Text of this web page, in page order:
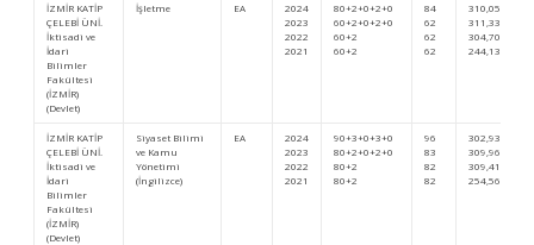
İZMİR KATİP
ÇELEBİ ÜNİ.
İktisadi ve
İdari
Bilimler
Fakültesi
(İZMİR)
(Devlet)
İşletme EA
2024
2023
2022
2021
80+2+0+2+0
60+2+0+2+0
60+2
60+2
84
62
62
62
310,05617
311,33103
304,70693
244,13198
İZMİR KATİP
ÇELEBİ ÜNİ.
İktisadi ve
İdari
Bilimler
Fakültesi
(İZMİR)
(Devlet)
Siyaset Bilimi
ve Kamu
Yönetimi
(İngilizce)
EA
2024
2023
2022
2021
90+3+0+3+0
80+2+0+2+0
80+2
80+2
96
83
82
82
302,93192
309,96689
309,41433
254,56865